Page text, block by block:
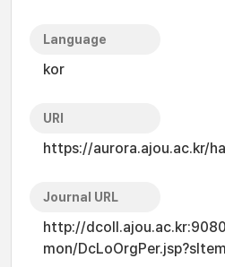
Language
kor
URI
https://aurora.ajou.ac.kr/
Journal URL
http://
mon/